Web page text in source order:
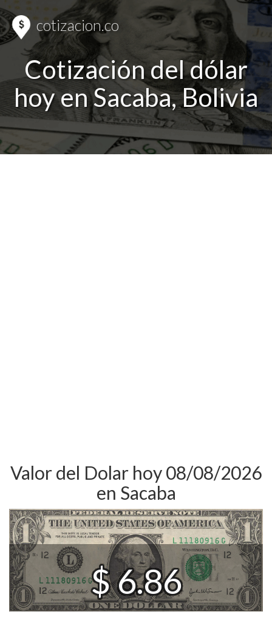
cotizacion.co
Cotización del dólar
hoy en Sacaba, Bolivia
Valor del Dolar hoy 08/08/2026
en Sacaba
$ 6.86